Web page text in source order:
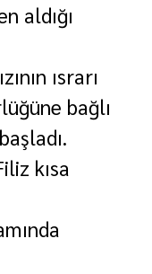
aldığı
ısrarı
bağlı
kısa